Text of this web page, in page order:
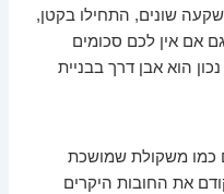
שונים, התחילו בקטן,
אם אין לכם סכומים
הוא אבן דרך בבניית
כמו משקולת שמושכת
את החובות היקרים